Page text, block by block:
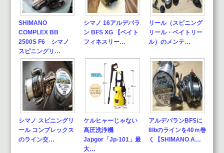
SHIMANO
COMPLEX BB
2500S F6 シマノ
スピニングリ…
シマノ 16アルデバラ
ン BFS XG 【ベイト
フィネスリー…
リール（スピニング
リール・ベイトリー
ル）のメンテ…
シマノ スピニングリ
ール コンプレックス
のライン交…
ケルヒャーじゃない
高圧洗浄機
Japgor「Jp-101」最
大…
アルデバランBFSに
8lbのラインを40ｍ巻
く【SHIMANO A…